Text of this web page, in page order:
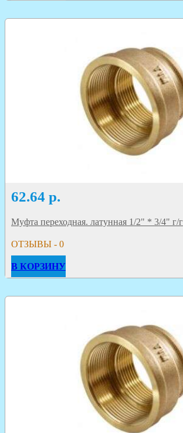
62.64 р.
Муфта переходная. латунная 1/2" * 3/4" г/г
ОТЗЫВЫ - 0
В КОРЗИНУ